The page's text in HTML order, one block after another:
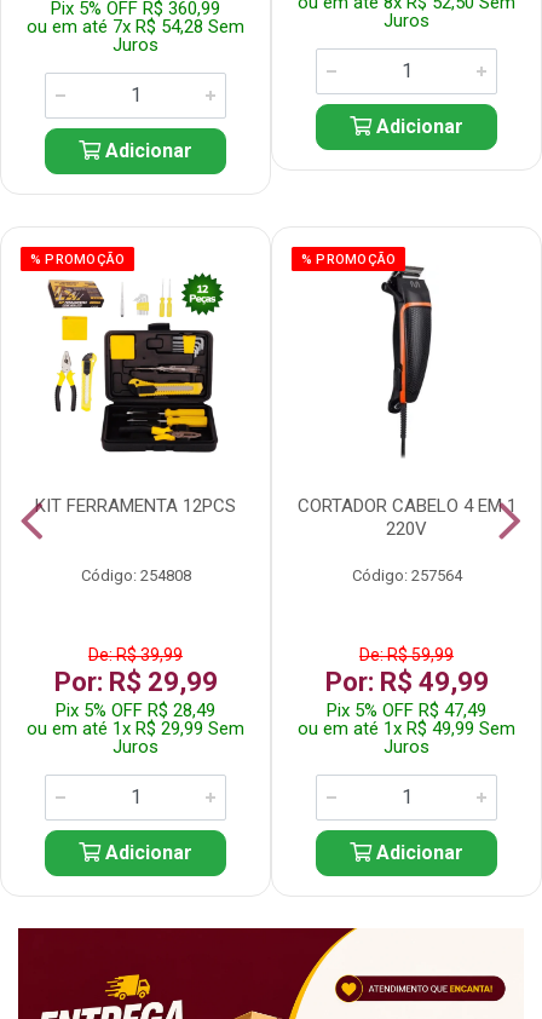
Pix 5% OFF R$ 360,99
ou em até 7x R$ 54,28 Sem
Juros
Adicionar
Juros
Adicionar
% PROMOÇÃO
KIT FERRAMENTA 12PCS
Código: 254808
De: R$ 39,99
Por: R$ 29,99
Pix 5% OFF R$ 28,49
ou em até 1x R$ 29,99 Sem
Juros
Adicionar
% PROMOÇÃO
CORTADOR CABELO 4 EM 1
220V
Código: 257564
De: R$ 59,99
Por: R$ 49,99
Pix 5% OFF R$ 47,49
ou em até 1x R$ 49,99 Sem
Juros
Adicionar